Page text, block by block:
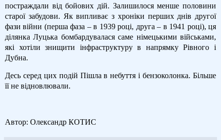
постраждали від бойових дій. Залишилося менше половини
старої забудови. Як випливає з хроніки перших днів другої
фази війни (перша фаза – в 1939 році, друга – в 1941 році), ця
ділянка Луцька бомбардувалася саме німецькими військами,
які хотіли знищити інфраструктуру в напрямку Рівного і
Дубна.
Десь серед цих подій Пішла в небуття і бензоколонка. Більше
її не відновлювали.
Автор: Олександр КОТИС